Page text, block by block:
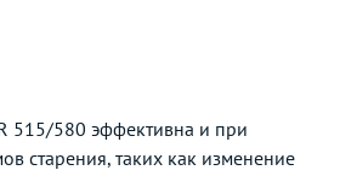
515/580 эффективна и при
старения, таких как изменение